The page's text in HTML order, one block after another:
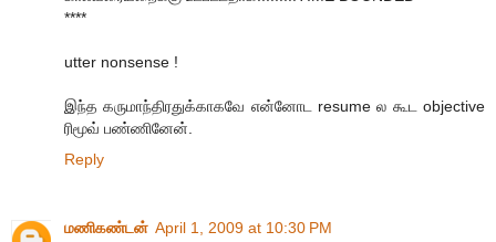
****
utter nonsense !
இந்த கருமாந்திரதுக்காகவே என்னோட resume ல கூட objective
ரிமூவ் பண்ணினேன்.
Reply
மணிகண்டன் April 1, 2009 at 10:30 PM